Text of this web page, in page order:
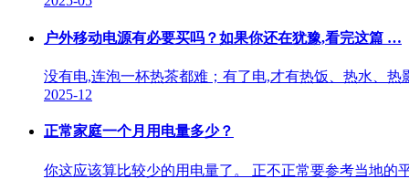
户外移动电源有必要买吗？如果你还在犹豫,看完这篇 …
没有电,连泡一杯热茶都难；有了电,才有热饭、热水、
2025-12
正常家庭一个月用电量多少？
你这应该算比较少的用电量了。 正不正常要参考当地